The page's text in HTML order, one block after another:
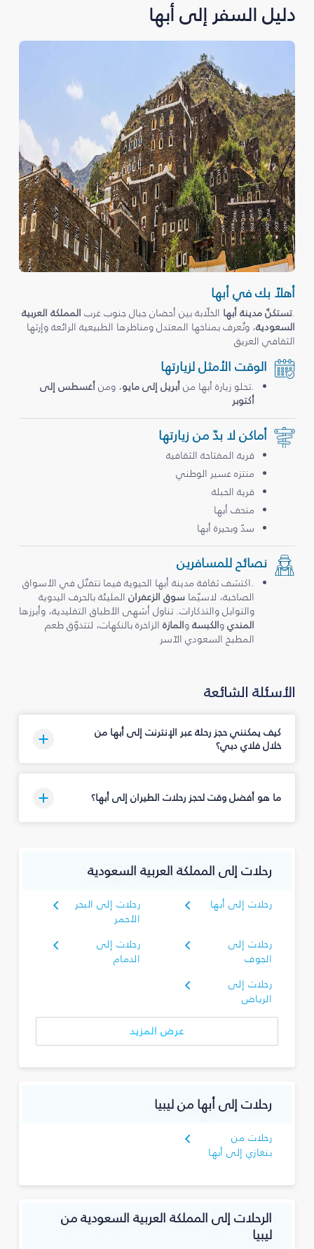
دليل السفر إلى أبها
أهلاً بك في أبها
.تستكنّ مدينة أبها الخلّابة بين أحضان جبال جنوب غرب المملكة العربية
السعودية، وتُعرف بمناخها المعتدل ومناظرها الطبيعية الرائعة وإرثها
الثقافي العريق
الوقت الأمثل لزيارتها
.تحلو زيارة أبها منأبريل إلى مايو، ومنأغسطس إلى
أكتوبر
أماكن لا بدّ من زيارتها
قرية المفتاحة الثقافية
منتزه عسير الوطني
قرية الحبلة
متحف أبها
سدّ وبحيرة أبها
نصائح للمسافرين
.اكتشف ثقافة مدينة أبها الحيوية فيما تتفتّل في الأسواق
الصاخبة، لاسيّما سوق الزعفرانالمليئة بالحرف اليدوية
والتوابل والتذكارات. تناول أشهى الأطباق التقليدية، وأبرزها
المنديوالكبسةوالمازةالزاخرة بالنكهات، لتتذوّق طعم
المطبخ السعودي الآسر
الأسئلة الشائعة
كيف يمكنني حجز رحلة عبر الإنترنت إلى أبها من
خلال فلاي دبي؟
ما هو أفضل وقت لحجز رحلات الطيران إلى أبها؟
رحلات إلى المملكة العربية السعودية
رحلات إلى أبها
رحلات إلى البحر
الأحمر
رحلات إلى
الجوف
رحلات إلى
الدمام
رحلات إلى
الرياض
عرض المزيد
رحلات إلى أبها من ليبيا
رحلات من
بنغازي إلى أبها
الرحلات إلى المملكة العربية السعودية من
ليبيا